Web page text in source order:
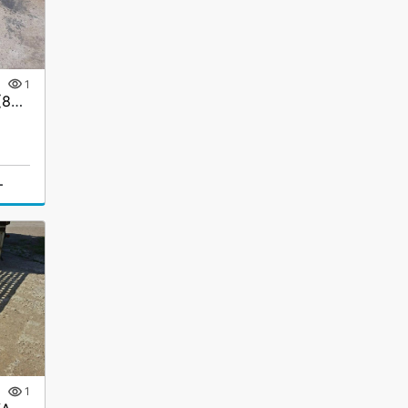
1
Сходни ГКА 5.219.40.2/3(85%)Р
1